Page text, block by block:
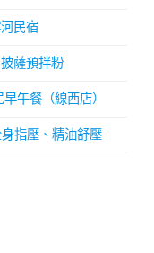
民宿
薩預拌粉
午餐（線西店）
指壓、精油舒壓